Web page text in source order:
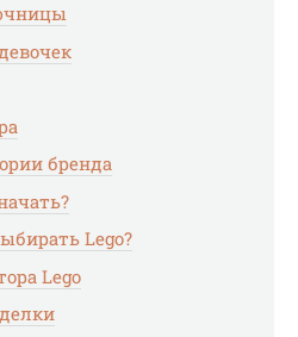
бренда
Lego?
Lego